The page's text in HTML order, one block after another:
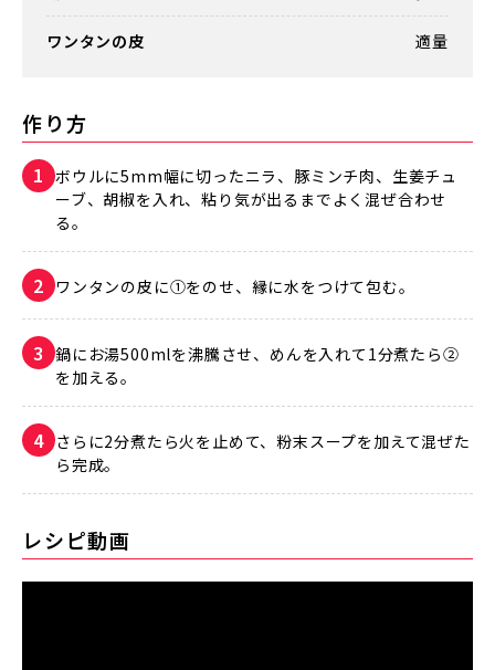
ワンタンの皮 適量
作り方
ボウルに5mm幅に切ったニラ、豚ミンチ肉、生姜チュ
ーブ、胡椒を入れ、粘り気が出るまでよく混ぜ合わせ
る。
ワンタンの皮に①をのせ、縁に水をつけて包む。
鍋にお湯500mlを沸騰させ、めんを入れて1分煮たら②
を加える。
さらに2分煮たら火を止めて、粉末スープを加えて混ぜた
ら完成。
レシピ動画